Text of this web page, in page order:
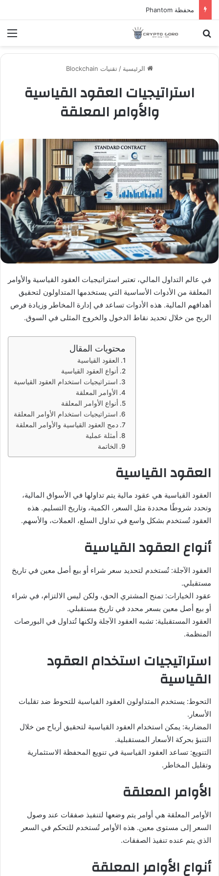
محفظة Phantom
بحث عن
الرئيسية / تقنيات Blockchain
استراتيجيات العقود القياسية
والأوامر المعلقة
في عالم التداول المالي، تعتبر استراتيجيات العقود القياسية والأوامر
المعلقة من الأدوات الأساسية التي يستخدمها المتداولون لتحقيق
أهدافهم المالية. هذه الأدوات تساعد في إدارة المخاطر وزيادة فرص
الربح من خلال تحديد نقاط الدخول والخروج المثلى في السوق.
محتويات المقال
العقود القياسية
أنواع العقود القياسية
استراتيجيات استخدام العقود القياسية
الأوامر المعلقة
أنواع الأوامر المعلقة
استراتيجيات استخدام الأوامر المعلقة
دمج العقود القياسية والأوامر المعلقة
أمثلة عملية
الخاتمة
العقود القياسية
العقود القياسية هي عقود مالية يتم تداولها في الأسواق المالية،
وتحدد شروطًا محددة مثل السعر، الكمية، وتاريخ التسليم. هذه
العقود تُستخدم بشكل واسع في تداول السلع، العملات، والأسهم.
أنواع العقود القياسية
العقود الآجلة: تُستخدم لتحديد سعر شراء أو بيع أصل معين في تاريخ
مستقبلي.
عقود الخيارات: تمنح المشتري الحق، ولكن ليس الالتزام، في شراء
أو بيع أصل معين بسعر محدد في تاريخ مستقبلي.
العقود المستقبلية: تشبه العقود الآجلة ولكنها تُتداول في البورصات
المنظمة.
استراتيجيات استخدام العقود
القياسية
التحوط: يستخدم المتداولون العقود القياسية للتحوط ضد تقلبات
الأسعار.
المضاربة: يمكن استخدام العقود القياسية لتحقيق أرباح من خلال
التنبؤ بحركة الأسعار المستقبلية.
التنويع: تساعد العقود القياسية في تنويع المحفظة الاستثمارية
وتقليل المخاطر.
الأوامر المعلقة
الأوامر المعلقة هي أوامر يتم وضعها لتنفيذ صفقات عند وصول
السعر إلى مستوى معين. هذه الأوامر تُستخدم للتحكم في السعر
الذي يتم عنده تنفيذ الصفقات.
أنواع الأوامر المعلقة